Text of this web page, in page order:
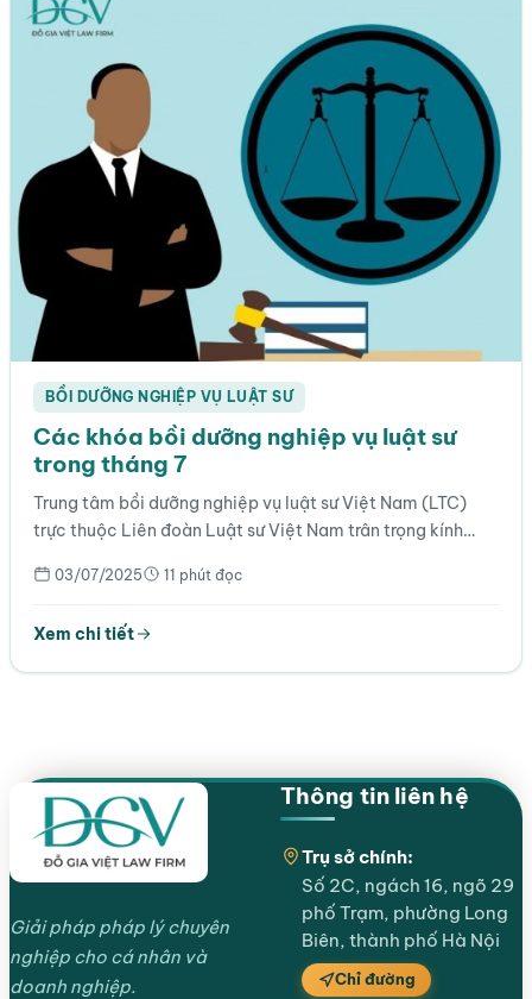
BỒI DƯỠNG NGHIỆP VỤ LUẬT SƯ
Các khóa bồi dưỡng nghiệp vụ luật sư
trong tháng 7
Trung tâm bồi dưỡng nghiệp vụ luật sư Việt Nam (LTC)
trực thuộc Liên đoàn Luật sư Việt Nam trân trọng kính…
03/07/2025 11 phút đọc
Xem chi tiết
Giải pháp pháp lý chuyên
nghiệp cho cá nhân và
doanh nghiệp.
Thông tin liên hệ
Trụ sở chính:
Số 2C, ngách 16, ngõ 29
phố Trạm, phường Long
Biên, thành phố Hà Nội
Chỉ đường